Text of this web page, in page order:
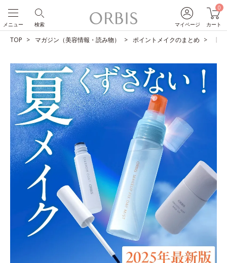
マイページ
0
カート
検索
メニュー
TOP マガジン（美容情報・読み物） ポイントメイクのまとめ 【